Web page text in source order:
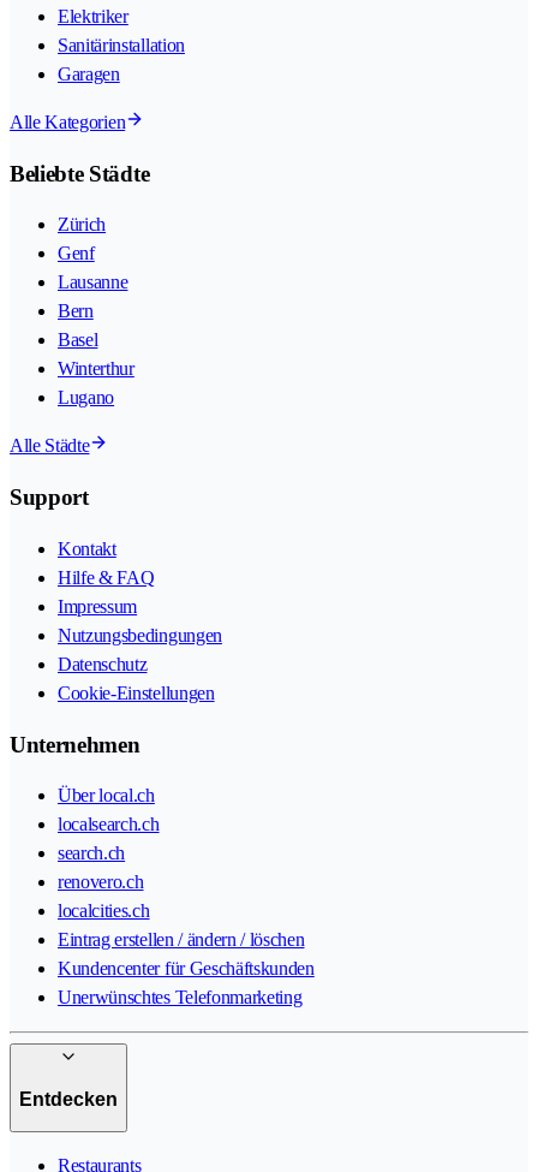
Elektriker
Sanitärinstallation
Garagen
Alle Kategorien
Beliebte Städte
Zürich
Genf
Lausanne
Bern
Basel
Winterthur
Lugano
Alle Städte
Support
Kontakt
Hilfe & FAQ
Impressum
Nutzungsbedingungen
Datenschutz
Cookie-Einstellungen
Unternehmen
Über local.ch
localsearch.ch
search.ch
renovero.ch
localcities.ch
Eintrag erstellen / ändern / löschen
Kundencenter für Geschäftskunden
Unerwünschtes Telefonmarketing
Entdecken
Restaurants